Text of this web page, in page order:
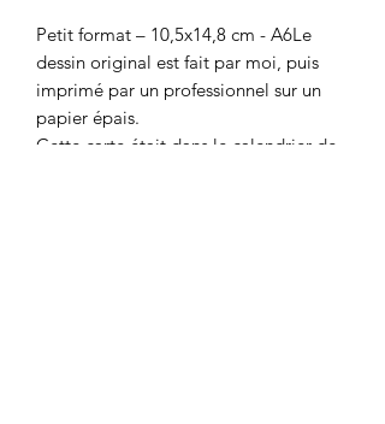
Petit format – 10,5x14,8 cm - A6Le
dessin original est fait par moi, puis
imprimé par un professionnel sur un
papier épais.
Cette carte était dans le calendrier de